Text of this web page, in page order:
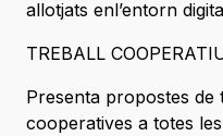
allotjats enl’entorn
TREBALL
Presenta propostes de
cooperatives a totes